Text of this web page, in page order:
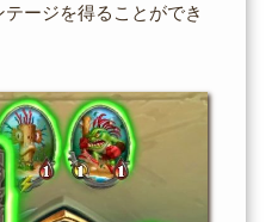
ージを得ることができ